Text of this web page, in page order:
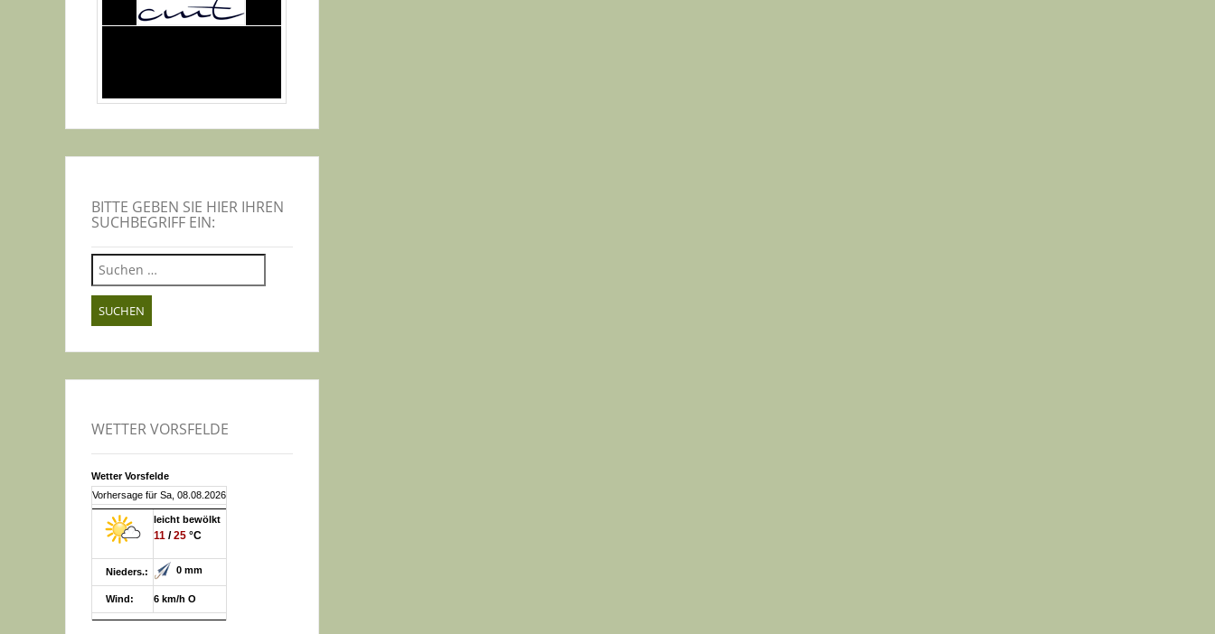
BITTE GEBEN SIE HIER IHREN
SUCHBEGRIFF EIN:
Suchen
nach:
WETTER VORSFELDE
Wetter Vorsfelde
Vorhersage für Sa, 08.08.2026
leicht bewölkt
11 /25 °C
Nieders.: 0 mm
Wind: 6 km/h O